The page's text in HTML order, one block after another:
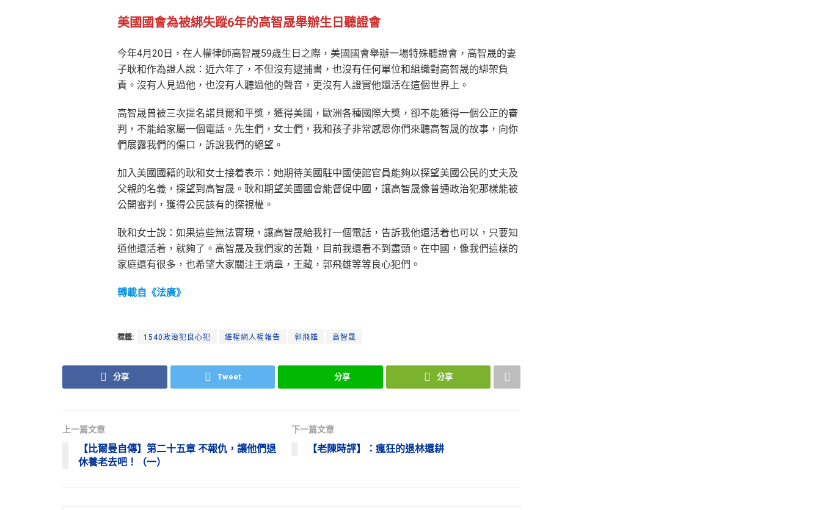
美國國會為被綁失蹤6年的高智晟舉辦生日聽證會
今年4月20日，在人權律師高智晟59歲生日之際，美國國會舉辦一場特殊聽證會，高智晟的妻
子耿和作為證人說：近六年了，不但沒有逮捕書，也沒有任何單位和組織對高智晟的綁架負
責。沒有人見過他，也沒有人聽過他的聲音，更沒有人證實他還活在這個世界上。
高智晟曾被三次提名諾貝爾和平獎，獲得美國，歐洲各種國際大獎，卻不能獲得一個公正的審
判，不能給家屬一個電話。先生們，女士們，我和孩子非常感恩你們來聽高智晟的故事，向你
們展露我們的傷口，訴說我們的絕望。
加入美國國籍的耿和女士接着表示：她期待美國駐中國使館官員能夠以探望美國公民的丈夫及
父親的名義，探望到高智晟。耿和期望美國國會能督促中國，讓高智晟像普通政治犯那樣能被
公開審判，獲得公民該有的探視權。
耿和女士說：如果這些無法實現，讓高智晟給我打一個電話，告訴我他還活着也可以，只要知
道他還活着，就夠了。高智晟及我們家的苦難，目前我還看不到盡頭。在中國，像我們這樣的
家庭還有很多，也希望大家關注王炳章，王藏，郭飛雄等等良心犯們。
轉載自《法廣》
標籤: 1540政治犯良心犯 維權網人權報告 郭飛雄 高智晟
分享 Tweet 分享 分享
上一篇文章
【比爾曼自傳】第二十五章 不報仇，讓他們退
休養老去吧！（一）
下一篇文章
【老陳時評】：瘋狂的退林還耕